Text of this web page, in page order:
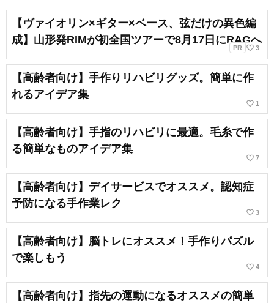
【ヴァイオリン×ギター×ベース、弦だけの異色編
成】山形発RIMが初全国ツアーで8月17日にRAGへ
PR favorite_border 3
【高齢者向け】手作りリハビリグッズ。簡単に作
れるアイデア集
favorite_border 1
【高齢者向け】手指のリハビリに最適。毛糸で作
る簡単なものアイデア集
favorite_border 7
【高齢者向け】デイサービスでオススメ。認知症
予防になる手作業レク
favorite_border 3
【高齢者向け】脳トレにオススメ！手作りパズル
で楽しもう
favorite_border 4
【高齢者向け】指先の運動になるオススメの簡単